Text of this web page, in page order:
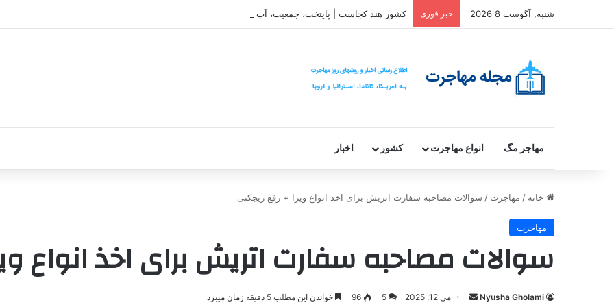
شنبه, آگوست 8 2026 خبر فوری کشور هند کجاست | پایتخت، جمعیت، آب و هوا و فرهنگ
مهاجر مگ انواع مهاجرت کشور اخبار
خانه / مهاجرت / سوالات مصاحبه سفارت اتریش برای اخذ انواع ویزا + رفع ریجکتی
مهاجرت
سوالات مصاحبه سفارت اتریش برای اخذ انواع
Nyusha Gholami
ارسالمی 12, 2025 5
96 خواندن این مطلب 5 دقیقه زمان میبرد